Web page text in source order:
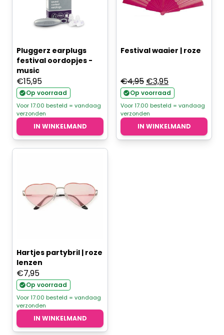
Pluggerz earplugs
festival oordopjes -
music
€15,95
Op voorraad
Voor 17.00 besteld = vandaag
verzonden
IN WINKELMAND
Festival waaier | roze
€4,95 Oorspronkelijke
prijs
was:
€4,95.
€3,95Huidige
prijs
is:
€3,95.
Op voorraad
Voor 17.00 besteld = vandaag
verzonden
IN WINKELMAND
Hartjes partybril | roze
lenzen
€7,95
Op voorraad
Voor 17.00 besteld = vandaag
verzonden
IN WINKELMAND